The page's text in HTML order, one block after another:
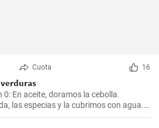
Cuota 16
En aceite, doramos la cebolla.
las especias y la cubrimos con agua.
Luego, agregamos las verduras,